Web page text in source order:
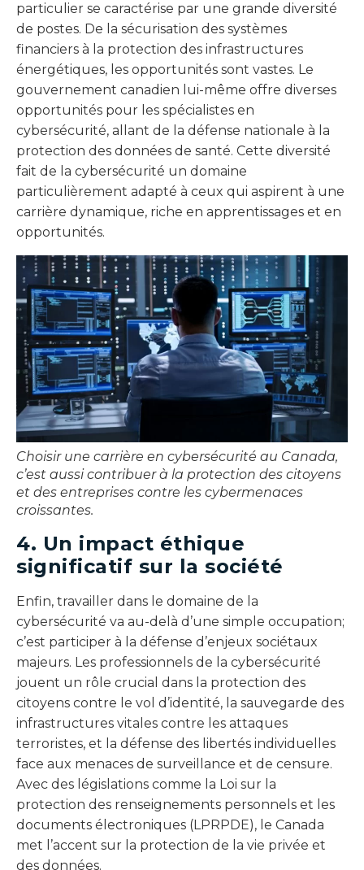
particulier se caractérise par une grande diversité
de postes. De la sécurisation des systèmes
financiers à la protection des infrastructures
énergétiques, les opportunités sont vastes. Le
gouvernement canadien lui-même offre diverses
opportunités pour les spécialistes en
cybersécurité, allant de la défense nationale à la
protection des données de santé. Cette diversité
fait de la cybersécurité un domaine
particulièrement adapté à ceux qui aspirent à une
carrière dynamique, riche en apprentissages et en
opportunités.
Choisir une carrière en cybersécurité au Canada,
c’est aussi contribuer à la protection des citoyens
et des entreprises contre les cybermenaces
croissantes.
4. Un impact éthique
significatif sur la société
Enfin, travailler dans le domaine de la
cybersécurité va au-delà d’une simple occupation;
c’est participer à la défense d’enjeux sociétaux
majeurs. Les professionnels de la cybersécurité
jouent un rôle crucial dans la protection des
citoyens contre le vol d’identité, la sauvegarde des
infrastructures vitales contre les attaques
terroristes, et la défense des libertés individuelles
face aux menaces de surveillance et de censure.
Avec des législations comme la Loi sur la
protection des renseignements personnels et les
documents électroniques (LPRPDE), le Canada
met l’accent sur la protection de la vie privée et
des données.